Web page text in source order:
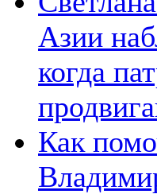
Азии
когда
Как